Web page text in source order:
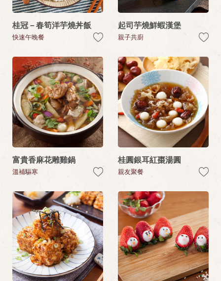
桂冠－春筍洋芋燒丼飯
快速午晚餐
起司芋燒鮮蝦漢堡
親子共廚
富貴香麻花雕雞鍋
溫補驅寒
桂圓銀耳紅棗湯圓
親友聚餐